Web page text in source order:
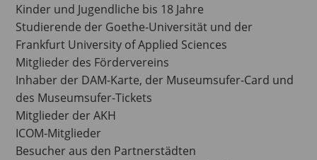
Kinder und Jugendliche bis 18 Jahre
Studierende der Goethe-Universität und der
Frankfurt University of Applied Sciences
Mitglieder des Fördervereins
Inhaber der DAM-Karte, der Museumsufer-Card und
des Museumsufer-Tickets
Mitglieder der AKH
ICOM-Mitglieder
Besucher aus den Partnerstädten